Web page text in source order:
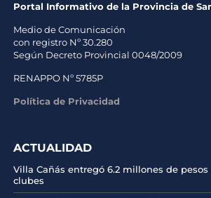
Portal Informativo de la Provincia de
Medio de Comunicación
con registro Nº 30.280
Según Decreto Provincial 0048/2009
RENAPPO Nº 5785P
Política de Privacidad
ACTUALIDAD
Villa Cañás entregó 6.2 millones de pesos
clubes